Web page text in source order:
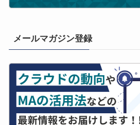
メールマガジン登録